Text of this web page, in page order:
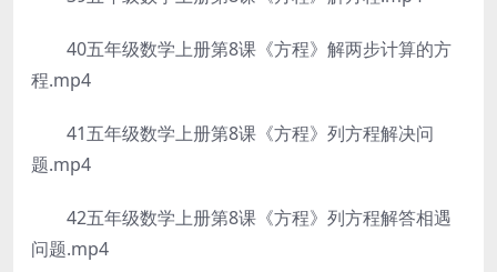
40五年级数学上册第8课《方程》解两步计算的方
程.mp4
41五年级数学上册第8课《方程》列方程解决问
题.mp4
42五年级数学上册第8课《方程》列方程解答相遇
问题.mp4